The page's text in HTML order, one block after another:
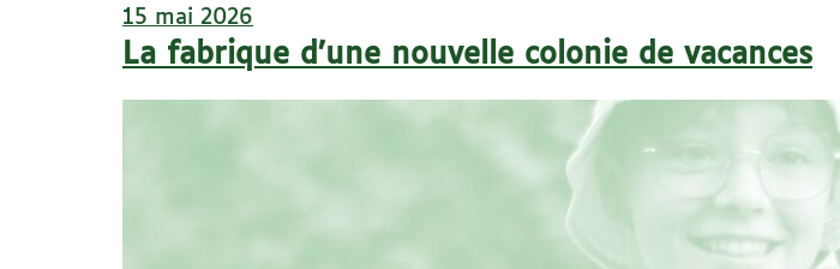
15 mai 2026
La fabrique d’une nouvelle colonie de vacances